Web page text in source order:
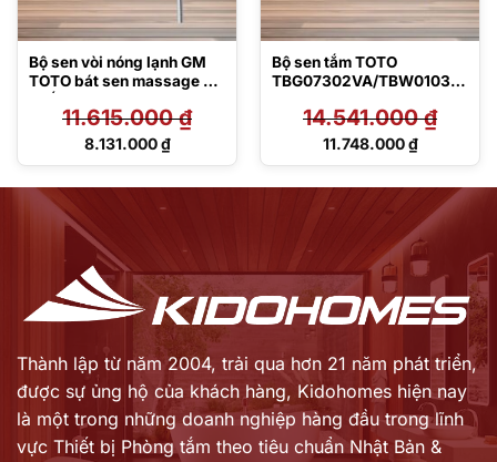
Bộ sen vòi nóng lạnh GM
TOTO bát sen massage 3
TBG09302VA/TBW01035
11.615.000₫
Giá
8.131.000₫
Giá
Bộ sen tắm TOTO
TBG07302VA/TBW01035
14.541.000₫
Giá
14.541.000 ₫.
11.748.000₫
Giá
11.748.000 ₫.
Thành lập từ năm 2004, trải qua hơn 21 năm phát triển,
được sự ủng hộ của khách hàng, Kidohomes hiện nay
là một trong những doanh nghiệp hàng đầu trong lĩnh
vực Thiết bị Phòng tắm theo tiêu chuẩn Nhật Bản &